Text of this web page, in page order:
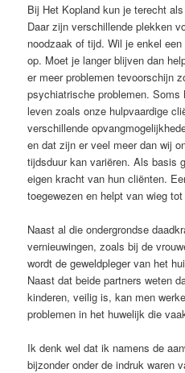
Bij Het Kopland kun je terecht
Daar zijn verschillende plekken
noodzaak of tijd. Wil je enkel
op. Moet je langer blijven dan
er meer problemen tevoorschijn
psychiatrische problemen. Soms
leven zoals onze hulpvaardige
verschillende
en dat zijn er veel meer dan wij
tijdsduur kan variëren. Als basis
eigen kracht van hun cliënten.
toegewezen en helpt van wieg
Naast al die ondergrondse
vernieuwingen, zoals bij de
wordt de geweldpleger van het
Naast dat beide partners weten
kinderen, veilig is, kan men
problemen in het huwelijk die
Ik denk wel dat ik namens de
bijzonder onder de indruk waren